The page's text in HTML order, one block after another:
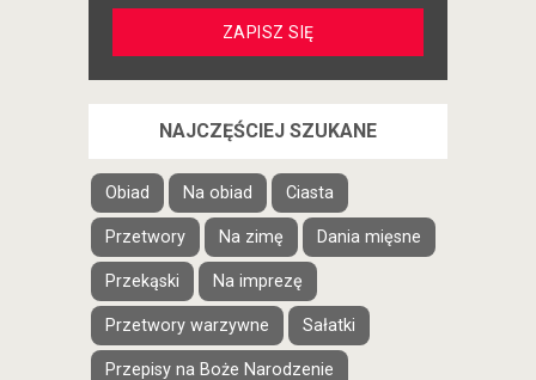
NAJCZĘŚCIEJ SZUKANE
Obiad Na obiad Ciasta
Przetwory Na zimę Dania mięsne
Przekąski Na imprezę
Przetwory warzywne Sałatki
Przepisy na Boże Narodzenie